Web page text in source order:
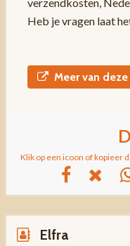
Heb je vragen laat
Meer van
Klik op een icoon of kopieer
Elfra